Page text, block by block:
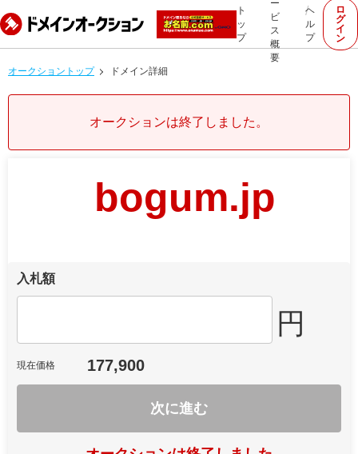
ト
ッ
プ
ー
ビ
ス
概
要
ヘ
ル
プ
ロ
グ
イ
ン
オークショントップ ドメイン詳細
オークションは終了しました。
bogum.jp
入札額
円
現在価格 177,900
次に進む